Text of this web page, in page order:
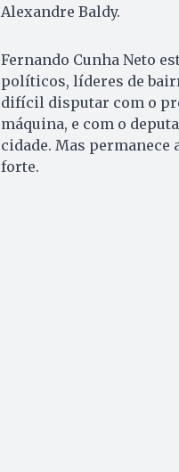
Alexandre Baldy.
Fernando Cunha Neto
políticos, líderes de
difícil disputar com o
máquina, e com o
cidade. Mas
forte.